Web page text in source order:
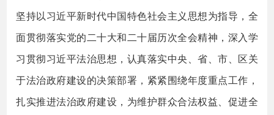
坚持以习近平新时代中国特色社会主义思想为指导，全
面贯彻落实党的二十大和二十届历次全会精神，深入学
习贯彻习近平法治思想，认真落实中央、省、市、区关
于法治政府建设的决策部署，紧紧围绕年度重点工作，
扎实推进法治政府建设，为维护群众合法权益、促进全